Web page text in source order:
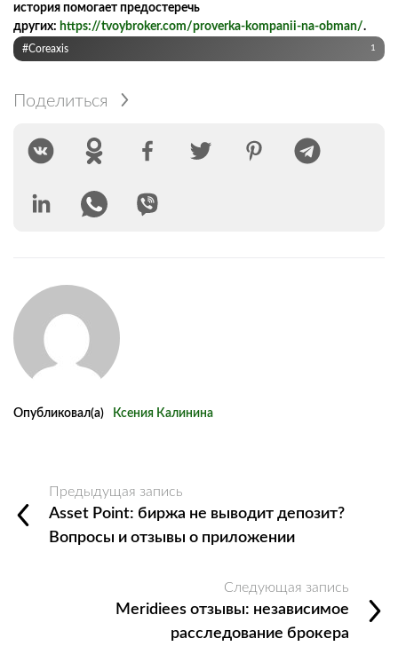
история помогает предостеречь
других: https://tvoybroker.com/proverka-kompanii-na-obman/.
#Coreaxis 1
Поделиться
Опубликовал(а) Ксения Калинина
Предыдущая запись
Asset Point: биржа не выводит депозит?
Вопросы и отзывы о приложении
Следующая запись
Meridiees отзывы: независимое
расследование брокера